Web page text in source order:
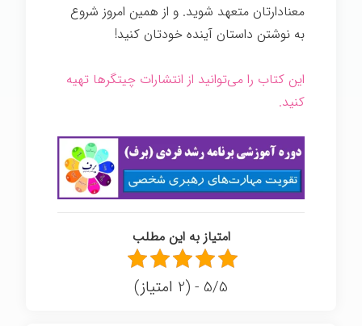
معنادارتان متعهد شوید. و از همین امروز شروع
به نوشتن داستان آینده خودتان کنید!
این کتاب را می‌توانید از انتشارات چیتگرها تهیه
کنید.
امتیاز به این مطلب
5/5 - (2 امتیاز)